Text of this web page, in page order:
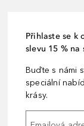
Přihlaste se k
slevu 15 %
Buďte s námi
speciální
krásy.